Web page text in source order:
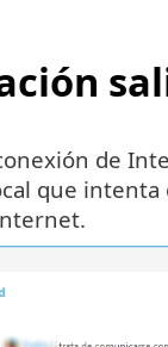
de
que intenta